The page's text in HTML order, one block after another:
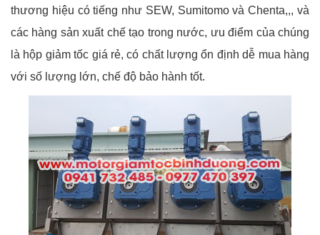
thương hiệu có tiếng như SEW, Sumitomo và Chenta,,, và
các hàng sản xuất chế tạo trong nước, ưu điểm của chúng
là hộp giảm tốc giá rẻ, có chất lượng ổn định dễ mua hàng
với số lượng lớn, chế độ bảo hành tốt.